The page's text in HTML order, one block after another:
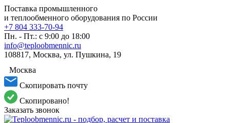
Поставка промышленного
и теплообменного оборудования по России
+7 804 333-70-94
Пн. - Пт.: с 9:00 до 18:00
info@teploobmennic.ru
108817, Москва, ул. Пушкина, 19
Москва
Скопировать почту
Скопировано!
Заказать звонок